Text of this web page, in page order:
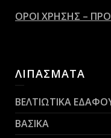
ΟΡΟΙ ΧΡΗΣΗΣ –
ΛΙΠΑΣΜΑΤΑ
ΒΕΛΤΙΩΤΙΚΑ
ΒΑΣΙΚΑ